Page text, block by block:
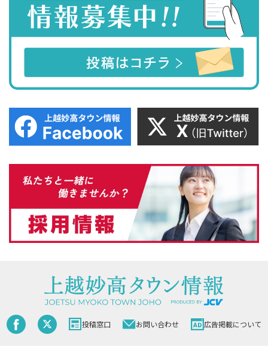
投稿窓口 お問い合わせ 広告掲載について